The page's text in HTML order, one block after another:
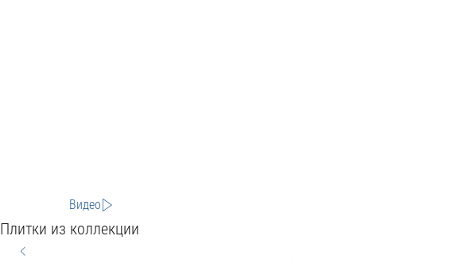
Видео
Плитки из коллекции